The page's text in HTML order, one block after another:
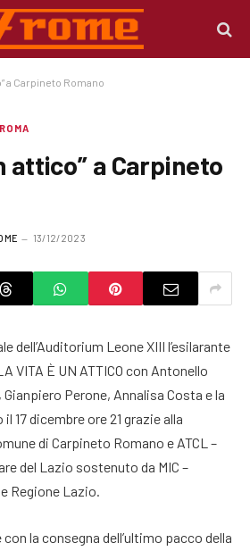
a Carpineto Romano
attico” a Carpineto
13/12/2023
dell’Auditorium Leone XIII l’esilarante
VITA È UN ATTICO con Antonello
Perone, Annalisa Costa e la
17 dicembre ore 21 grazie alla
di Carpineto Romano e ATCL –
del Lazio sostenuto da MIC –
Regione Lazio.
la consegna dell’ultimo pacco della